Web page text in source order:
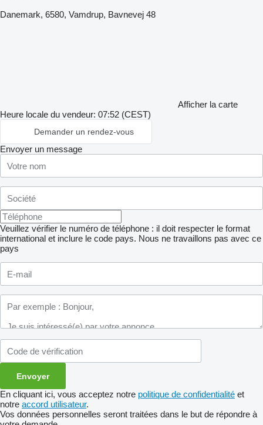
Danemark, 6580, Vamdrup, Bavnevej 48
Afficher la carte
Heure locale du vendeur: 07:52 (CEST)
Demander un rendez-vous
Envoyer un message
Veuillez vérifier le numéro de téléphone : il doit respecter le format
international et inclure le code pays. Nous ne travaillons pas avec ce
pays
En cliquant ici, vous acceptez notre politique de confidentialité et
notre accord utilisateur.
Vos données personnelles seront traitées dans le but de répondre à